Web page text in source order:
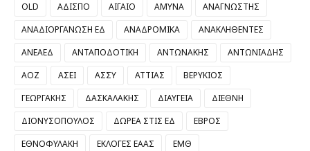
OLD ΑΔΙΣΠΟ ΑΙΓΑΙΟ ΑΜΥΝΑ
ΑΝΑΓΝΩΣΤΗΣ
ΑΝΑΔΙΟΡΓΑΝΩΣΗ ΕΔ
ΑΝΑΔΡΟΜΙΚΑ
ΑΝΑΚΛΗΘΕΝΤΕΣ
ΑΝΕΑΕΔ
ΑΝΤΑΠΟΔΟΤΙΚΗ ΑΝΤΩΝΑΚΗΣ
ΑΝΤΩΝΙΑΔΗΣ
ΑΟΖ
ΑΣΕΙ ΑΣΣΥ ΑΤΤΙΑΣ
ΒΕΡΥΚΙΟΣ
ΓΕΩΡΓΑΚΗΣ
ΔΑΣΚΑΛΑΚΗΣ ΔΙΑΥΓΕΙΑ
ΔΙΕΘΝΗ
ΔΙΟΝΥΣΟΠΟΥΛΟΣ
ΔΩΡΕΑ ΣΤΙΣ ΕΔ
ΕΒΡΟΣ
ΕΘΝΟΦΥΛΑΚΗ
ΕΚΛΟΓΕΣ ΕΑΑΣ
ΕΜΘ